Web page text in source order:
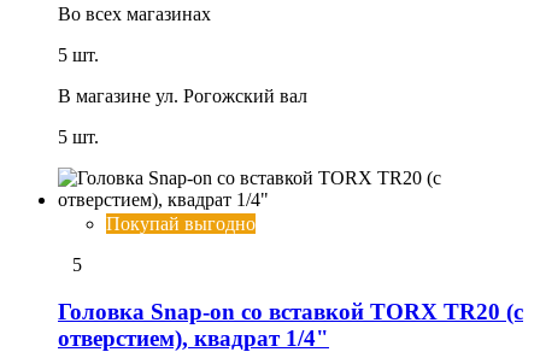
Во всех магазинах
5 шт.
В магазине ул. Рогожский вал
5 шт.
Покупай выгодно
5
Головка Snap-on со вставкой TORX TR20 (с
отверстием), квадрат 1/4"